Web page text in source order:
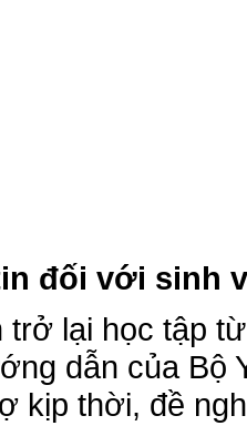
đối với sinh
lại học tập
dẫn của Bộ
kịp thời, đề